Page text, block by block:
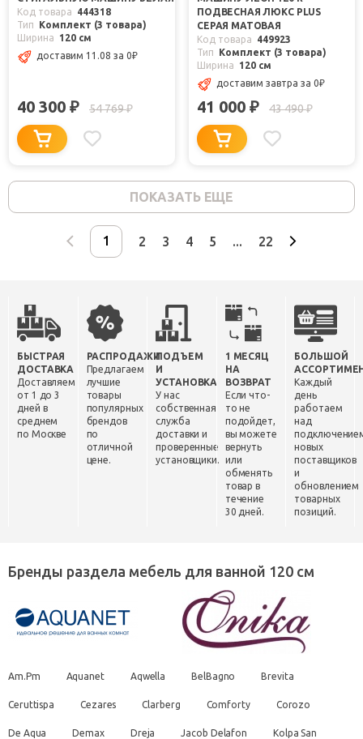
Код товара
444318
Тип
Комплект (3 товара)
Ширина
120 см
доставим 11.08 за 0₽
40 300 ₽ 54 769₽
ПОДВЕСНАЯ ЛЮКС PLUS
СЕРАЯ МАТОВАЯ
Код товара
449923
Тип
Комплект (3 товара)
Ширина
120 см
доставим завтра за 0₽
41 000 ₽ 43 490₽
ПОКАЗАТЬ ЕЩЕ
2 3 4 5 ... 22
БЫСТРАЯ
ДОСТАВКА
Доставляем
от 1 до 3
дней в
среднем
по Москве
РАСПРОДАЖИ
Предлагаем
лучшие
товары
популярных
брендов
по
отличной
цене.
ПОДЪЕМ
И
УСТАНОВКА
У нас
собственная
служба
доставки и
проверенные
установщики.
1 МЕСЯЦ
НА
ВОЗВРАТ
Если что-
то не
подойдет,
вы можете
вернуть
или
обменять
товар в
течение
30 дней.
БОЛЬШОЙ
Каждый
день
работаем
над
новых
поставщиков
и
обновлением
товарных
позиций.
Бренды раздела мебель для ванной 120 см
Am.Pm Aquanet Aqwella BelBagno Brevita
Ceruttispa Cezares Clarberg Comforty Corozo
De Aqua Demax Dreja Jacob Delafon Kolpa San